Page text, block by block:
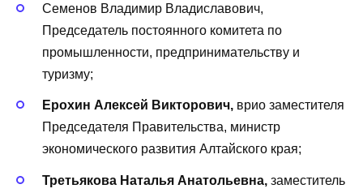
Семенов Владимир Владиславович,
Председатель постоянного комитета по
промышленности, предпринимательству и
туризму;
Ерохин Алексей Викторович, врио заместителя
Председателя Правительства, министр
экономического развития Алтайского края;
Третьякова Наталья Анатольевна, заместитель